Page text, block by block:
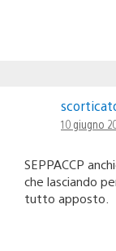
10 giugno
SEPPACCP
che lasciando
tutto apposto.